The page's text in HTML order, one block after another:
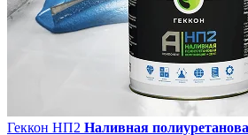
Геккон НП2 Наливная